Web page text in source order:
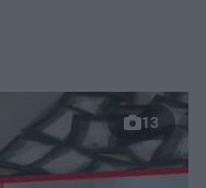
13